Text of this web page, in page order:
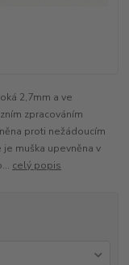
2,7mm a ve
zpracováním
proti nežádoucím
muška upevněna v
celý popis